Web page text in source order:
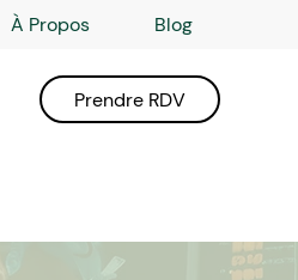
À Propos Blog
Prendre RDV